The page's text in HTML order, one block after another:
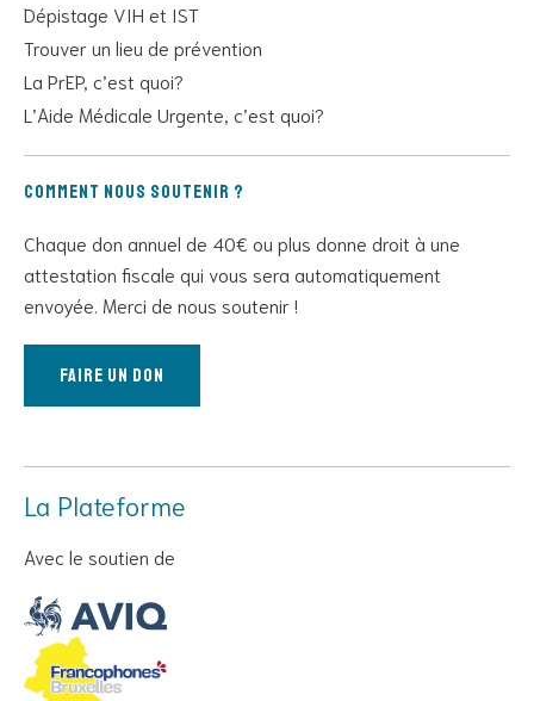
Dépistage VIH et IST
Trouver un lieu de prévention
La PrEP, c’est quoi?
L’Aide Médicale Urgente, c’est quoi?
Comment nous soutenir ?
Chaque don annuel de 40€ ou plus donne droit à une
attestation fiscale qui vous sera automatiquement
envoyée. Merci de nous soutenir !
Faire un don
La Plateforme
Avec le soutien de